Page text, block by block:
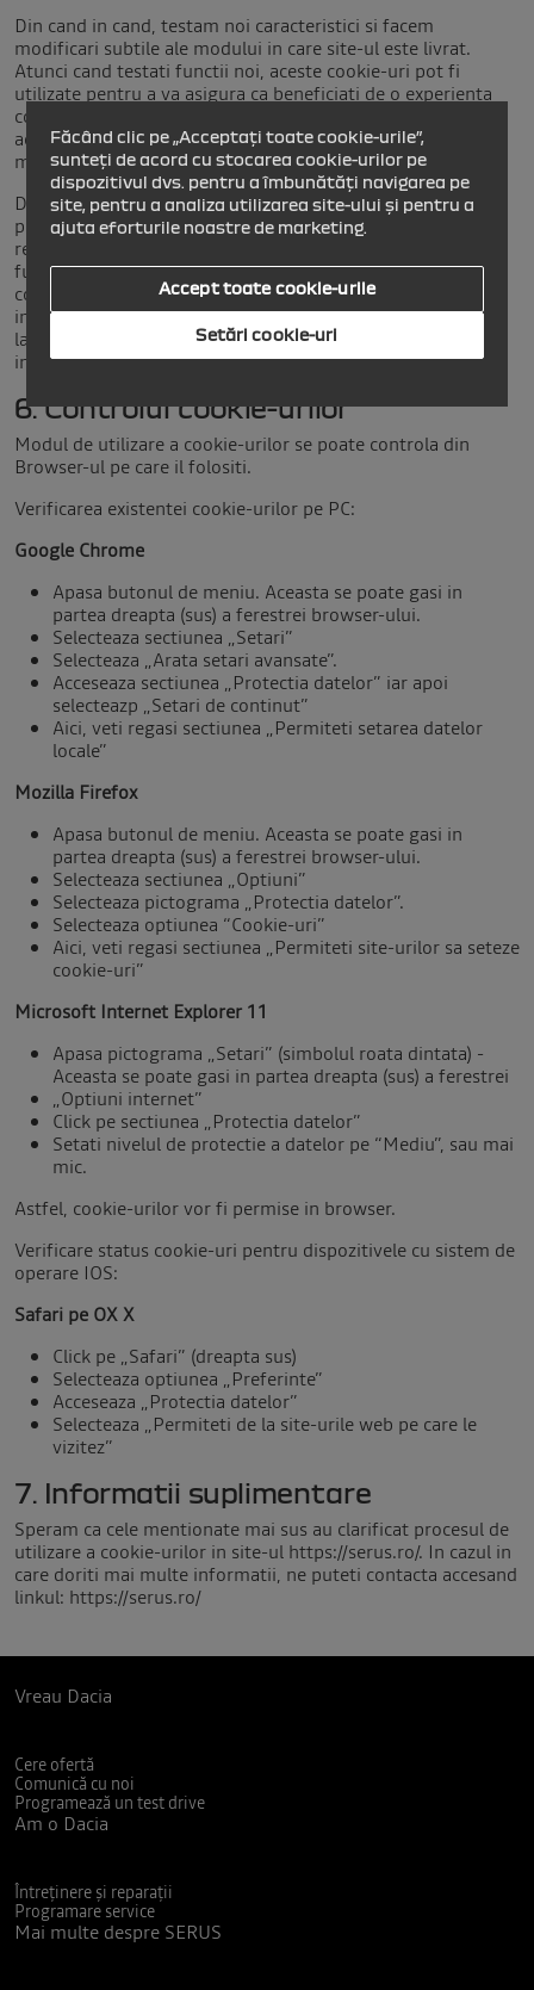
Din cand in cand, testam noi caracteristici si facem
modificari subtile ale modului in care site-ul este livrat.
Atunci cand testati functii noi, aceste cookie-uri pot fi
utilizate pentru a va asigura ca beneficiati de o experienta
consistenta in timp ce va aflati pe site, asigurandu-va in
acelasi timp ca intelegem ce optimizari apreciaza cel mai
mult utilizatorii nostri.
De asemenea, folosim pe acest site butoane si / sau
pluginuri de social media care va permit sa va conectati cu
reteaua sociala in diverse moduri. Pentru ca acestea sa
functioneze, urmatoarele site-uri de social media vor seta
cookie-uri prin site-ul nostru, care pot fi utilizate pentru a
imbunatati profilul dvs. pe site-ul lor sau pentru a contribui
la datele pe care le detin pentru diferite scopuri prezentate
in politica lor de confidentialitate.
6. Controlul cookie-urilor
Modul de utilizare a cookie-urilor se poate controla din
Browser-ul pe care il folositi.
Verificarea existentei cookie-urilor pe PC:
Google Chrome
Apasa butonul de meniu. Aceasta se poate gasi in
partea dreapta (sus) a ferestrei browser-ului.
Selecteaza sectiunea „Setari”
Selecteaza „Arata setari avansate”.
Acceseaza sectiunea „Protectia datelor” iar apoi
selecteazp „Setari de continut”
Aici, veti regasi sectiunea „Permiteti setarea datelor
locale”
Mozilla Firefox
Apasa butonul de meniu. Aceasta se poate gasi in
partea dreapta (sus) a ferestrei browser-ului.
Selecteaza sectiunea „Optiuni”
Selecteaza pictograma „Protectia datelor”.
Selecteaza optiunea “Cookie-uri”
Aici, veti regasi sectiunea „Permiteti site-urilor sa seteze
cookie-uri”
Microsoft Internet Explorer 11
Apasa pictograma „Setari” (simbolul roata dintata) -
Aceasta se poate gasi in partea dreapta (sus) a ferestrei
„Optiuni internet”
Click pe sectiunea „Protectia datelor”
Setati nivelul de protectie a datelor pe “Mediu”, sau mai
mic.
Astfel, cookie-urilor vor fi permise in browser.
Verificare status cookie-uri pentru dispozitivele cu sistem de
operare IOS:
Safari pe OX X
Click pe „Safari” (dreapta sus)
Selecteaza optiunea „Preferinte”
Acceseaza „Protectia datelor”
Selecteaza „Permiteti de la site-urile web pe care le
vizitez”
7. Informatii suplimentare
Speram ca cele mentionate mai sus au clarificat procesul de
utilizare a cookie-urilor in site-ul https://serus.ro/. In cazul in
care doriti mai multe informatii, ne puteti contacta accesand
linkul: https://serus.ro/
Vreau Dacia
Cere ofertă
Comunică cu noi
Programează un test drive
Am o Dacia
Întreținere și reparații
Programare service
Mai multe despre SERUS
Făcând clic pe „Acceptați toate cookie-urile”,
sunteți de acord cu stocarea cookie-urilor pe
dispozitivul dvs. pentru a îmbunătăți navigarea pe
site, pentru a analiza utilizarea site-ului și pentru a
ajuta eforturile noastre de marketing.
Setări cookie-uri
Accept toate cookie-urile